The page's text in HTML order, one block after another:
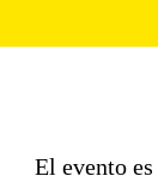
El evento